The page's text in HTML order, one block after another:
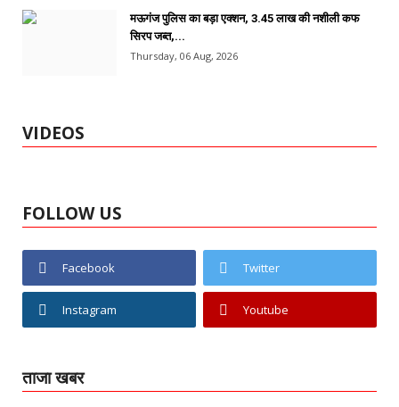
मऊगंज पुलिस का बड़ा एक्शन, 3.45 लाख की नशीली कफ
सिरप जब्त,...
Thursday, 06 Aug, 2026
VIDEOS
FOLLOW US
Facebook Twitter
Instagram Youtube
ताजा खबर